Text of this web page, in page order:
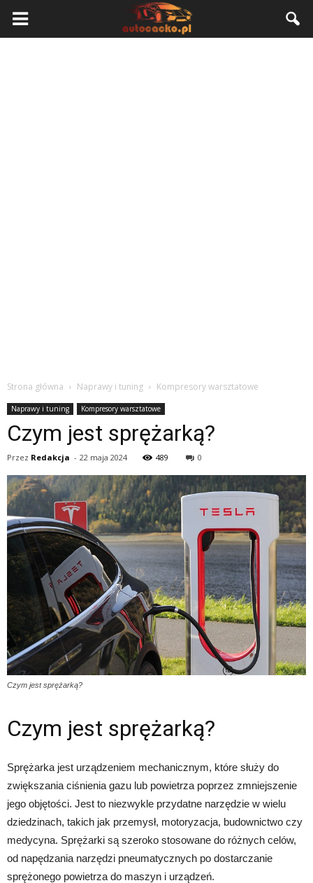
Strona główna Naprawy i tuning Kompresory warsztatowe
Naprawy i tuning Kompresory warsztatowe
Czym jest sprężarką?
Przez Redakcja - 22 maja 2024 489 0
Czym jest sprężarką?
Czym jest sprężarką?
Sprężarka jest urządzeniem mechanicznym, które służy do
zwiększania ciśnienia gazu lub powietrza poprzez zmniejszenie
jego objętości. Jest to niezwykle przydatne narzędzie w wielu
dziedzinach, takich jak przemysł, motoryzacja, budownictwo czy
medycyna. Sprężarki są szeroko stosowane do różnych celów,
od napędzania narzędzi pneumatycznych po dostarczanie
sprężonego powietrza do maszyn i urządzeń.